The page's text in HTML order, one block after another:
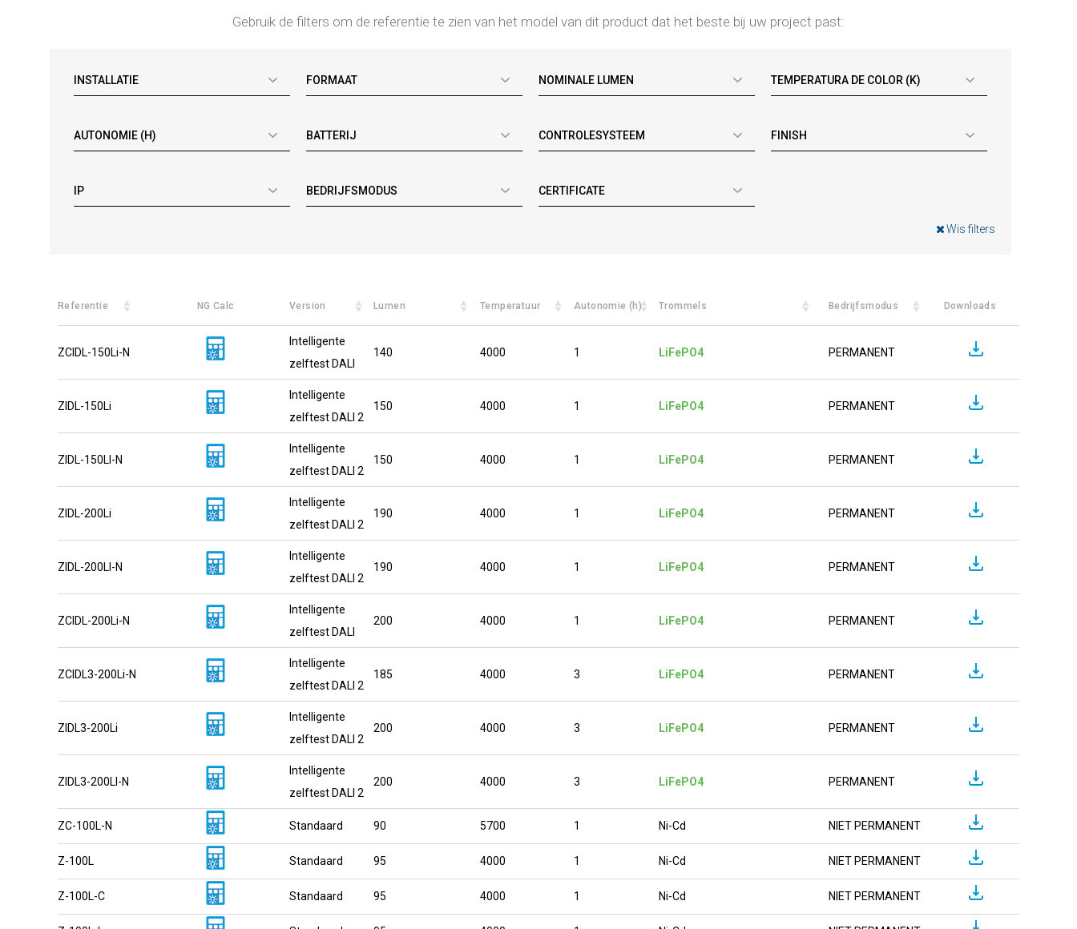
Gebruik de filters om de referentie te zien van het model van dit product dat het beste bij uw project past:
Wis filters
INSTALLATIE FORMAAT NOMINALE LUMEN TEMPERATURA DE COLOR (K)
AUTONOMIE (H) BATTERIJ CONTROLESYSTEEM FINISH
IP BEDRIJFSMODUS CERTIFICATE
Referentie NG Calc Version Lumen Temperatuur Autonomie (h) Trommels Bedrijfsmodus Downloads
ZCIDL-150Li-N
Intelligente
zelftest DALI
140 4000 1 LiFePO4 PERMANENT
ZIDL-150Li
Intelligente
zelftest DALI 2
150 4000 1 LiFePO4 PERMANENT
ZIDL-150LI-N
Intelligente
zelftest DALI 2
150 4000 1 LiFePO4 PERMANENT
ZIDL-200Li
Intelligente
zelftest DALI 2
190 4000 1 LiFePO4 PERMANENT
ZIDL-200LI-N
Intelligente
zelftest DALI 2
190 4000 1 LiFePO4 PERMANENT
ZCIDL-200Li-N
Intelligente
zelftest DALI
200 4000 1 LiFePO4 PERMANENT
ZCIDL3-200Li-N
Intelligente
zelftest DALI 2
185 4000 3 LiFePO4 PERMANENT
ZIDL3-200Li
Intelligente
zelftest DALI 2
200 4000 3 LiFePO4 PERMANENT
ZIDL3-200LI-N
Intelligente
zelftest DALI 2
200 4000 3 LiFePO4 PERMANENT
ZC-100L-N Standaard 90 5700 1 Ni-Cd NIET PERMANENT
Z-100L Standaard 95 4000 1 Ni-Cd NIET PERMANENT
Z-100L-C Standaard 95 4000 1 Ni-Cd NIET PERMANENT